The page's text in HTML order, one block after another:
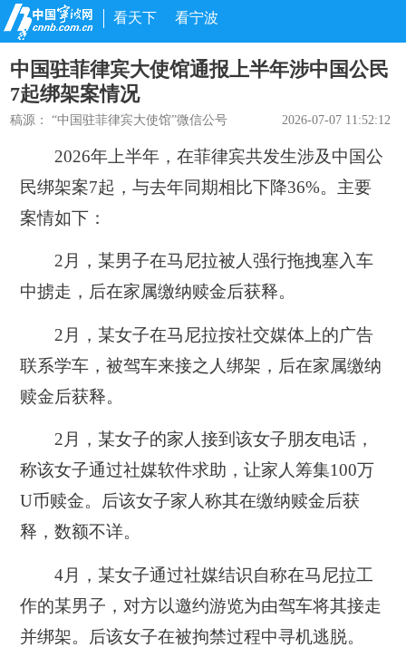
看天下 看宁波
中国驻菲律宾大使馆通报上半年涉中国公民
7起绑架案情况
稿源：“中国驻菲律宾大使馆”微信公号 2026-07-07 11:52:12
2026年上半年，在菲律宾共发生涉及中国公
民绑架案7起，与去年同期相比下降36%。主要
案情如下：
2月，某男子在马尼拉被人强行拖拽塞入车
中掳走，后在家属缴纳赎金后获释。
2月，某女子在马尼拉按社交媒体上的广告
联系学车，被驾车来接之人绑架，后在家属缴纳
赎金后获释。
2月，某女子的家人接到该女子朋友电话，
称该女子通过社媒软件求助，让家人筹集100万
U币赎金。后该女子家人称其在缴纳赎金后获
释，数额不详。
4月，某女子通过社媒结识自称在马尼拉工
作的某男子，对方以邀约游览为由驾车将其接走
并绑架。后该女子在被拘禁过程中寻机逃脱。